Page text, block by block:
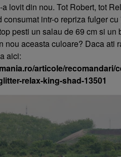
lovit din nou. Tot Robert, tot
consumat intr-o repriza fulger
pesti un salau de 69 cm si un
nou aceasta culoare? Daca ati
aici:
articole/recomandari/
relax-king-shad-13501